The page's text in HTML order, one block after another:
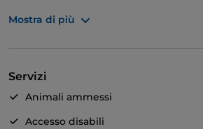
è anche Fattoria Didattica. Ci
Mostra di più
Servizi
Animali ammessi
Accesso disabili